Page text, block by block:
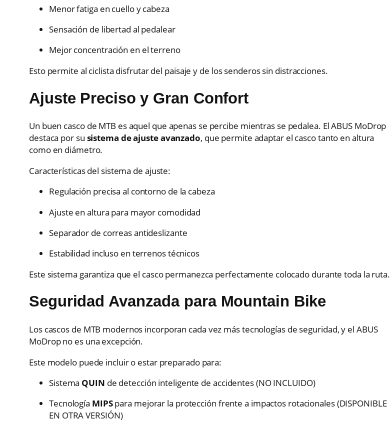
Menor fatiga en cuello y cabeza
Sensación de libertad al pedalear
Mejor concentración en el terreno
Esto permite al ciclista disfrutar del paisaje y de los senderos sin distracciones.
Ajuste Preciso y Gran Confort
Un buen casco de MTB es aquel que apenas se percibe mientras se pedalea. El ABUS MoDrop
destaca por su sistema de ajuste avanzado, que permite adaptar el casco tanto en altura
como en diámetro.
Características del sistema de ajuste:
Regulación precisa al contorno de la cabeza
Ajuste en altura para mayor comodidad
Separador de correas antideslizante
Estabilidad incluso en terrenos técnicos
Este sistema garantiza que el casco permanezca perfectamente colocado durante toda la ruta.
Seguridad Avanzada para Mountain Bike
Los cascos de MTB modernos incorporan cada vez más tecnologías de seguridad, y el ABUS
MoDrop no es una excepción.
Este modelo puede incluir o estar preparado para:
Sistema QUIN de detección inteligente de accidentes (NO INCLUIDO)
Tecnología MIPSpara mejorar la protección frente a impactos rotacionales (DISPONIBLE
EN OTRA VERSIÓN)